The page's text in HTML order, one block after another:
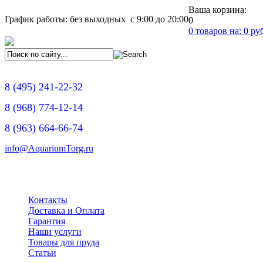
График работы: без выходных с 9:00 до 20:00
Ваша корзина:
0
0 товаров на: 0
8 (495) 241-22-32
8 (968) 774-12-14
8 (963) 664-66-74
info@AquariumTorg.ru
Контакты
Доставка и Оплата
Гарантия
Наши услуги
Товары для пруда
Статьи